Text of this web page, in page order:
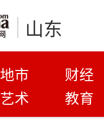
山东
地市 财经
艺术 教育